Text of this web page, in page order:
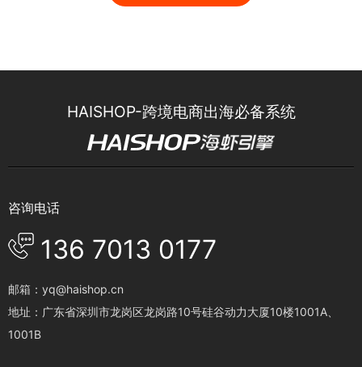
HAISHOP-跨境电商出海必备系统
咨询电话
136 7013 0177
邮箱：yq@haishop.cn
地址：广东省深圳市龙岗区龙岗路10号硅谷动力大厦10楼1001A、
1001B